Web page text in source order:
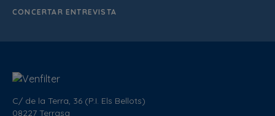
C/ de la Terra, 36 (P.I. Els Bellots)
08227 Terrasa
CONCERTAR ENTREVISTA